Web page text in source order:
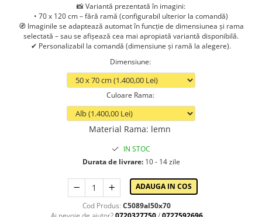
📸 Variantă prezentată în imagini:
• 70 x 120 cm – fără ramă (configurabil ulterior la comandă)
🧭 Imaginile se adaptează automat în funcție de dimensiunea și rama
selectată – sau se afișează cea mai apropiată variantă disponibilă.
✔ Personalizabil la comandă (dimensiune și ramă la alegere).
Dimensiune:
Culoare Rama:
Material Rama: lemn
IN STOC
Durata de livrare:10 - 14 zile
ADAUGA IN COS
Cod Produs: C5089al50x70